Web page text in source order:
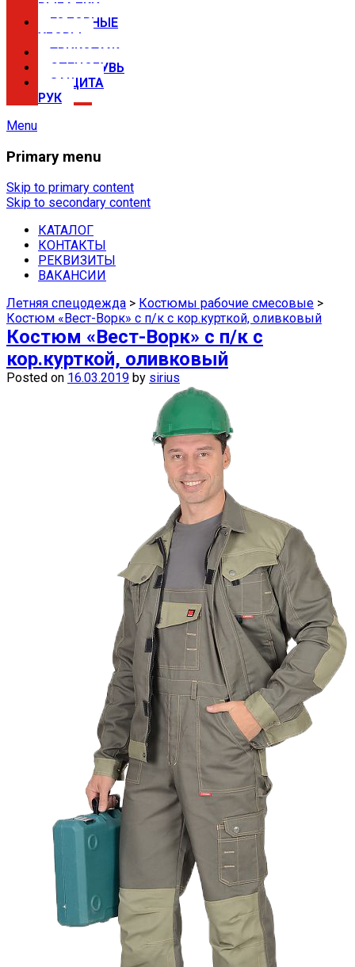
РЫБАЛКИ
ГОЛОВНЫЕ
УБОРЫ
ТРИКОТАЖ
СПЕЦОБУВЬ
ЗАЩИТА
РУК
Menu
Спецодежда в Самаре —
магазины Сириус
Купить спецодежду, спецобувь,
средства защиты недорого можно в
наших магазинах в Самаре.
Primary menu
Skip to primary content
Skip to secondary content
КАТАЛОГ
КОНТАКТЫ
РЕКВИЗИТЫ
ВАКАНСИИ
Летняя спецодежда > Костюмы рабочие смесовые >
Костюм «Вест-Ворк» с п/к с кор.курткой, оливковый
Костюм «Вест-Ворк» с п/к с
кор.курткой, оливковый
Posted on 16.03.2019 by sirius